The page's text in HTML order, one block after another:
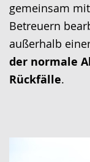
gemeinsam
Betreuern
außerhalb
der normale
Rückfälle.